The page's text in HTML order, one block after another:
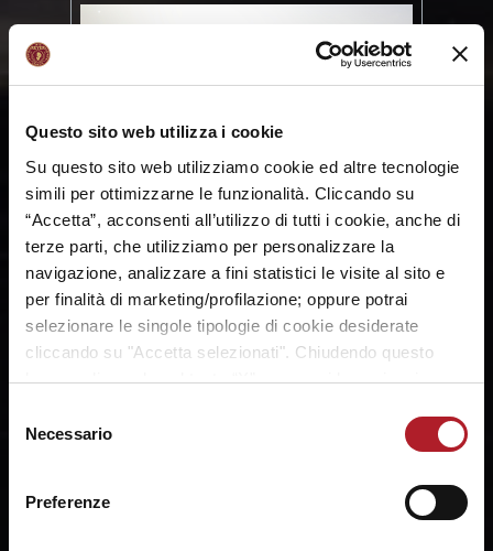
Questo sito web utilizza i cookie
Su questo sito web utilizziamo cookie ed altre tecnologie
simili per ottimizzarne le funzionalità. Cliccando su
“Accetta”, acconsenti all’utilizzo di tutti i cookie, anche di
terze parti, che utilizziamo per personalizzare la
navigazione, analizzare a fini statistici le visite al sito e
per finalità di marketing/profilazione; oppure potrai
selezionare le singole tipologie di cookie desiderate
cliccando su "Accetta selezionati". Chiudendo questo
banner cliccando sul tasto “X”, prosegui la navigazione e
fruizione del sito. Potrai modificare le tue preferenze in
ogni momento mediante il link “Impostazione dei cookie”
a fine pagina. Per ulteriori informazioni ti invitiamo a
prendere visione della
delNecessario
Preferenze